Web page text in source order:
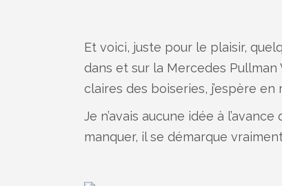
Et voici, juste pour le plaisir,
dans et sur la Mercedes Pullman
claires des boiseries, j’espère
Je n’avais aucune idée à
manquer, il se démarque